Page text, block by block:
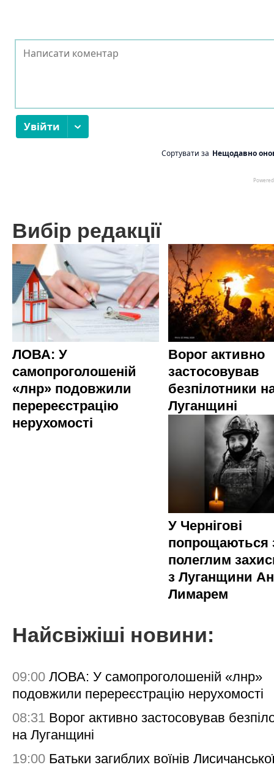
Вибір редакції
ЛОВА: У
самопроголошеній
«лнр» подовжили
перереєстрацію
нерухомості
Ворог активно
застосовував
безпілотники
Луганщині
У Чернігові
попрощаються
полеглим
з Луганщини
Лимарем
Найсвіжіші новини:
09:00 ЛОВА: У самопроголошеній «лнр»
подовжили перереєстрацію нерухомості
08:31 Ворог активно застосовував
на Луганщині
19:00 Батьки загиблих воїнів